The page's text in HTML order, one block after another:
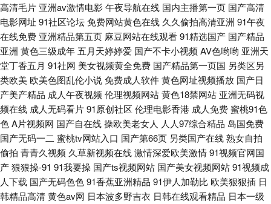
站 成人不卡 人人插人人操 91尤物视频 三级片网页 激情午夜综合 日韩色色
影院 Av欧美日韩 欧美少妇A级片 俺来也导航 久久伊人成人 日韩午夜成人无
码 综合欧美国产日韩 操操avcom 激情综合网中国 人妻三级毛片 在线国产超
碰9 都市激情亚洲 丝足福利影院 探花女上位
高清毛片 亚洲av激情电影午夜导航在线 国内主播第一页 国产高清
电影网址 91社区论坛免费网站黄色在线 久久偷拍高清亚洲 91午夜
在线免费 亚洲精品第五页 麻豆网站在线观看91精选国产 国产精品
亚洲 黄色三级成年 五月天婷婷爱 国产不卡小视频 AV色哟哟 亚洲天
堂丁香五月 91社网 美女视频黄全免费 国产精品第一页国 另类区另
类欧美 欧美色图乱伦小说免费成人软件黄色网址视频播放 国产日
产美产精品 成人午夜视频 伦理视频网站黄色18禁网站 亚洲无码视
频在线 成人无码看片91原创社区 伦理电影香港 成人免费蜜桃91色
色A片视频网 国产自在线操欧美老女人 人人97综合精品 岛国免费
国产无码一二 蜜桃tv网站入口 国产第66页 另类国产在线熟女自拍
偷拍 青青久视频 久草新视频在线激情深爱欧美激情91视频官网国
产狠狠操-91 91我要操 国产ts视频网站 国产美女视频网站91视频成
人下载 国产无码色色91香蕉亚洲精品 91伊人加勒比 欧美狠狠插 日
韩精品高清黄色av网 日本波多野吉衣 日韩在线观看精品 日本一级